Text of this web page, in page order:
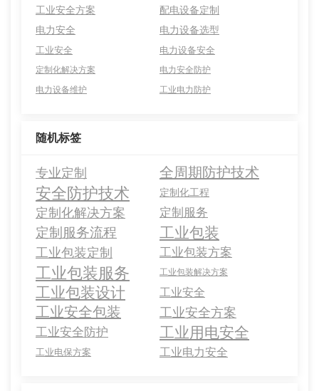
工业安全方案
配电设备定制
电力安全
电力设备选型
工业安全 电力设备安全
定制化解决方案
电力安全防护
电力设备维护
工业电力防护
随机标签
专业定制 全周期防护技术
安全防护技术 定制化工程
定制化解决方案 定制服务
定制服务流程 工业包装
工业包装定制 工业包装方案
工业包装服务 工业包装解决方案
工业包装设计 工业安全
工业安全包装 工业安全方案
工业安全防护 工业用电安全
工业电保方案 工业电力安全